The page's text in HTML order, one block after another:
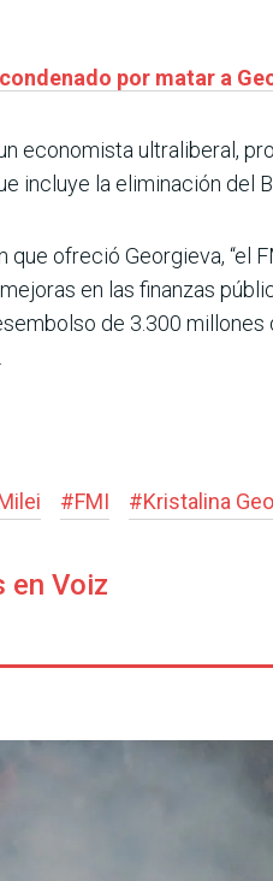
por matar a
economista ultraliberal,
incluye la eliminación del
que ofreció Georgieva,
en las finanzas
de 3.300
#FMI #Kristalina
en Voiz